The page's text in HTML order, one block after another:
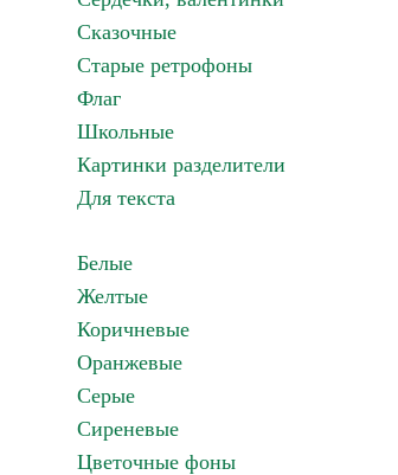
Сказочные
Старые ретрофоны
Флаг
Школьные
Картинки разделители
Для текста
Белые
Желтые
Коричневые
Оранжевые
Серые
Сиреневые
Цветочные фоны